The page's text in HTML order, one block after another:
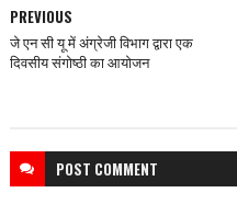
PREVIOUS
जे एन सी यू में अंग्रेजी विभाग द्वारा एक
दिवसीय संगोष्ठी का आयोजन
POST COMMENT